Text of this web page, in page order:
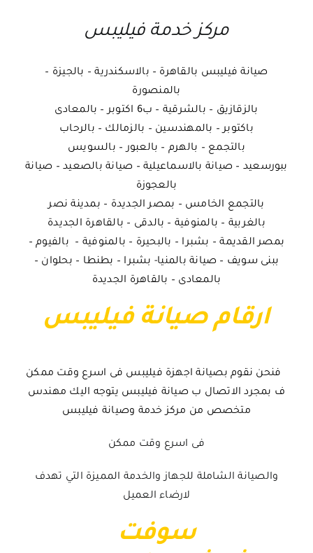
مركز خدمة فيليبس
صيانة فيليبس بالقاهرة – بالاسكندرية – بالجيزة –
بالمنصورة
بالزقازيق – بالشرقية – ب6 اكتوبر – بالمعادى
باكتوبر – بالمهندسين – بالزمالك – بالرحاب
بالتجمع – بالهرم – بالعبور – بالسويس
ببورسعيد – صيانة بالاسماعيلية – صيانة بالصعيد – صيانة
بالعجوزة
بالتجمع الخامس – بمصر الجديدة – بمدينة نصر
بالغربية – بالمنوفية – بالدقى – بالقاهرة الجديدة
بمصر القديمة – بشبرا – بالبحيرة – بالمنوفية – بالفيوم –
ببنى سويف – صيانة بالمنيا- بشبرا – بطنطا – بحلوان –
بالمعادى – بالقاهرة الجديدة
ارقام صيانة فيليبس
فنحن نقوم بصيانة اجهزة فيليبس فى اسرع وقت ممكن
ف بمجرد الاتصال ب صيانة فيليبس يتوجه اليك مهندس
متخصص من مركز خدمة وصيانة فيليبس
فى اسرع وقت ممكن
والصيانة الشاملة للجهاز والخدمة المميزة التي تهدف
لارضاء العميل
سوفت